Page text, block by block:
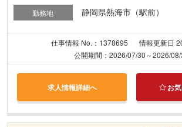
勤務地 静岡県熱海市（駅前）
仕事情報 No.：1378695
情報更新日
公開期間：2026/07/30～2026/08/
求人情報詳細へ お